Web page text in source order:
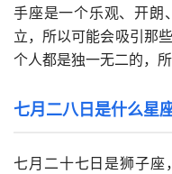
手座是一个乐观、开朗
立，所以可能会吸引那
个人都是独一无二的，
七月二八日是什么星
七月二十七日是狮子座